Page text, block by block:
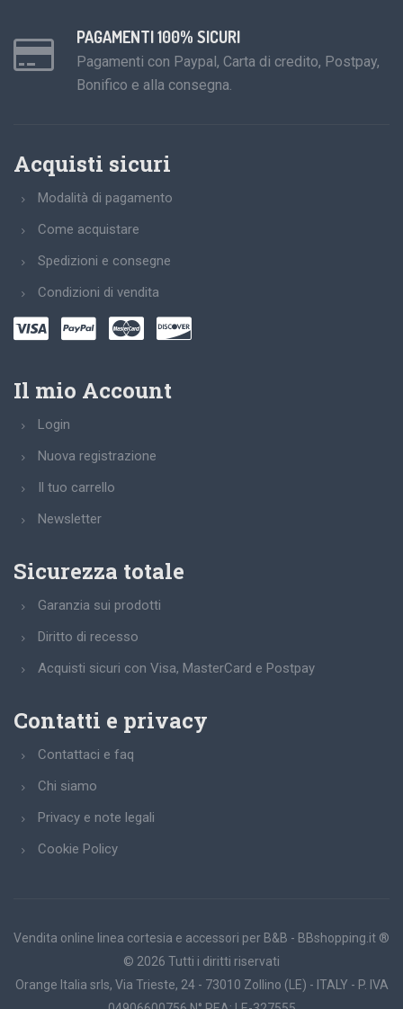
PAGAMENTI 100% SICURI
Pagamenti con Paypal, Carta di credito, Postpay,
Bonifico e alla consegna.
Acquisti sicuri
Modalità di pagamento
Come acquistare
Spedizioni e consegne
Condizioni di vendita
Il mio Account
Login
Nuova registrazione
Il tuo carrello
Newsletter
Sicurezza totale
Garanzia sui prodotti
Diritto di recesso
Acquisti sicuri con Visa, MasterCard e Postpay
Contatti e privacy
Contattaci e faq
Chi siamo
Privacy e note legali
Cookie Policy
Vendita online linea cortesia e accessori per B&B - BBshopping.it ®
© 2026 Tutti i diritti riservati
Orange Italia srls, Via Trieste, 24 - 73010 Zollino (LE) - ITALY - P. IVA